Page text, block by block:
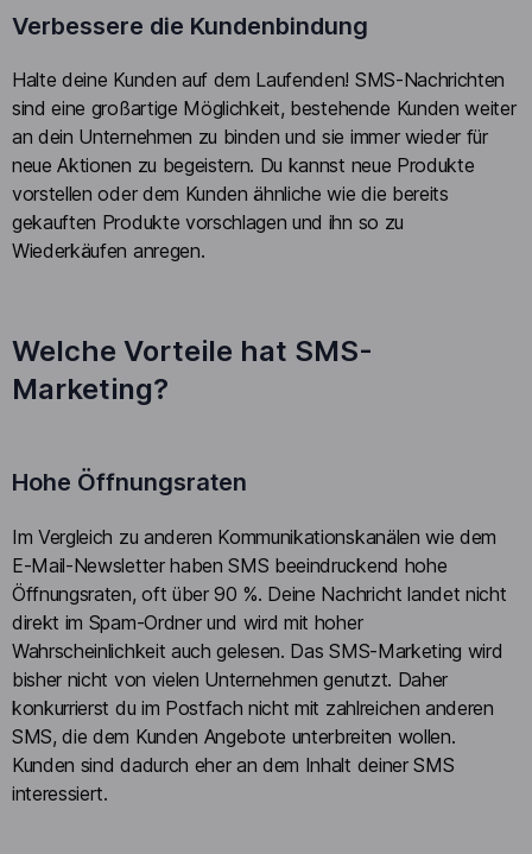
Verbessere die Kundenbindung
Halte deine Kunden auf dem Laufenden! SMS-Nachrichten
sind eine großartige Möglichkeit, bestehende Kunden weiter
an dein Unternehmen zu binden und sie immer wieder für
neue Aktionen zu begeistern. Du kannst neue Produkte
vorstellen oder dem Kunden ähnliche wie die bereits
gekauften Produkte vorschlagen und ihn so zu
Wiederkäufen anregen.
Welche Vorteile hat SMS-
Marketing?
Hohe Öffnungsraten
Im Vergleich zu anderen Kommunikationskanälen wie dem
E-Mail-Newsletter haben SMS beeindruckend hohe
Öffnungsraten, oft über 90 %. Deine Nachricht landet nicht
direkt im Spam-Ordner und wird mit hoher
Wahrscheinlichkeit auch gelesen. Das SMS-Marketing wird
bisher nicht von vielen Unternehmen genutzt. Daher
konkurrierst du im Postfach nicht mit zahlreichen anderen
SMS, die dem Kunden Angebote unterbreiten wollen.
Kunden sind dadurch eher an dem Inhalt deiner SMS
interessiert.